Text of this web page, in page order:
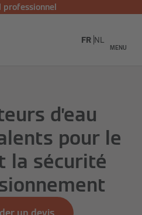
professionnel
MENU
FR NL
d’eau
pour le
la sécurité